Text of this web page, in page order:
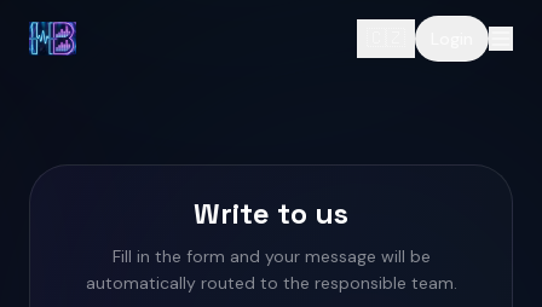
Write to us
Fill in the form and your message will be
automatically routed to the responsible team.